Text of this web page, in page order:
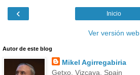
‹ Inicio
Ver versión web
Autor de este blog
Mikel Agirregabiria
Getxo, Vizcaya, Spain